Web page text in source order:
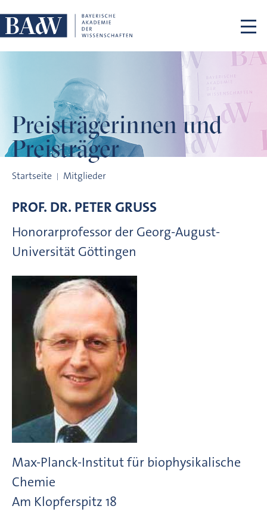
Preisträgerinnen und
Preisträger
Startseite Mitglieder
PROF. DR. PETERGRUSS
Honorarprofessor der Georg-August-
Universität Göttingen
Max-Planck-Institut für biophysikalische
Chemie
Am Klopferspitz 18